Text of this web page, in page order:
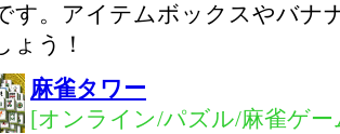
す。アイテムボックスやバナ
ょう！
麻雀タワー
[オンライン/パズル/麻雀ゲー